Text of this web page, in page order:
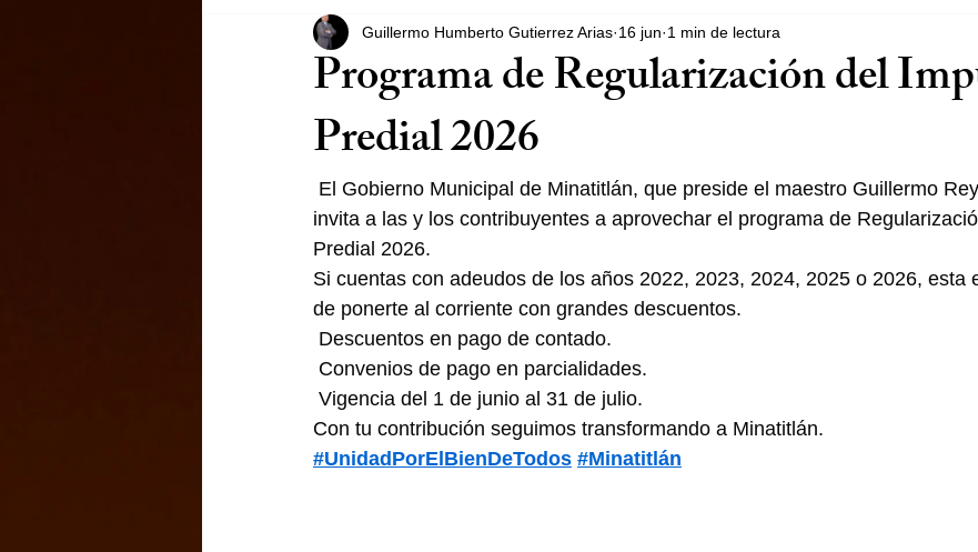
Programa de Regularización del
Predial 2026
Guillermo Humberto Gutierrez Arias 16 jun 1 min de lectura
El Gobierno Municipal de Minatitlán, que preside el maestro Guillermo
invita a las y los contribuyentes a aprovechar el programa de
Predial 2026.
Si cuentas con adeudos de los años 2022, 2023, 2024, 2025 o 2026, esta
de ponerte al corriente con grandes descuentos.
Descuentos en pago de contado.
Convenios de pago en parcialidades.
Vigencia del 1 de junio al 31 de julio.
Con tu contribución seguimos transformando a Minatitlán.
#UnidadPorElBienDeTodos #Minatitlán